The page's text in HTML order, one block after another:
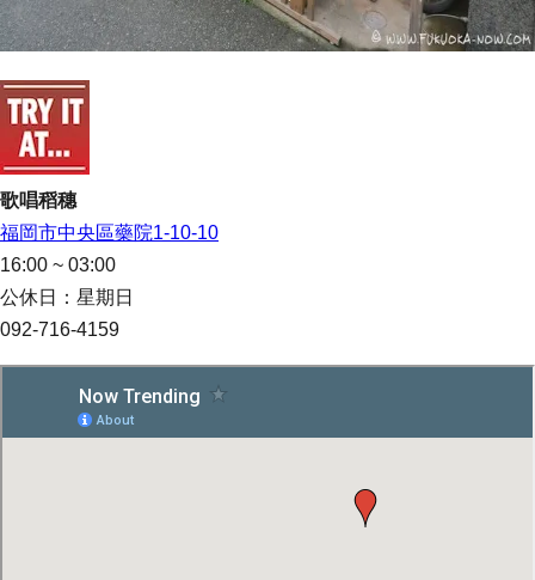
歌唱稻穗
福岡市中央區藥院1-10-10
16:00 ~ 03:00
公休日：星期日
092-716-4159